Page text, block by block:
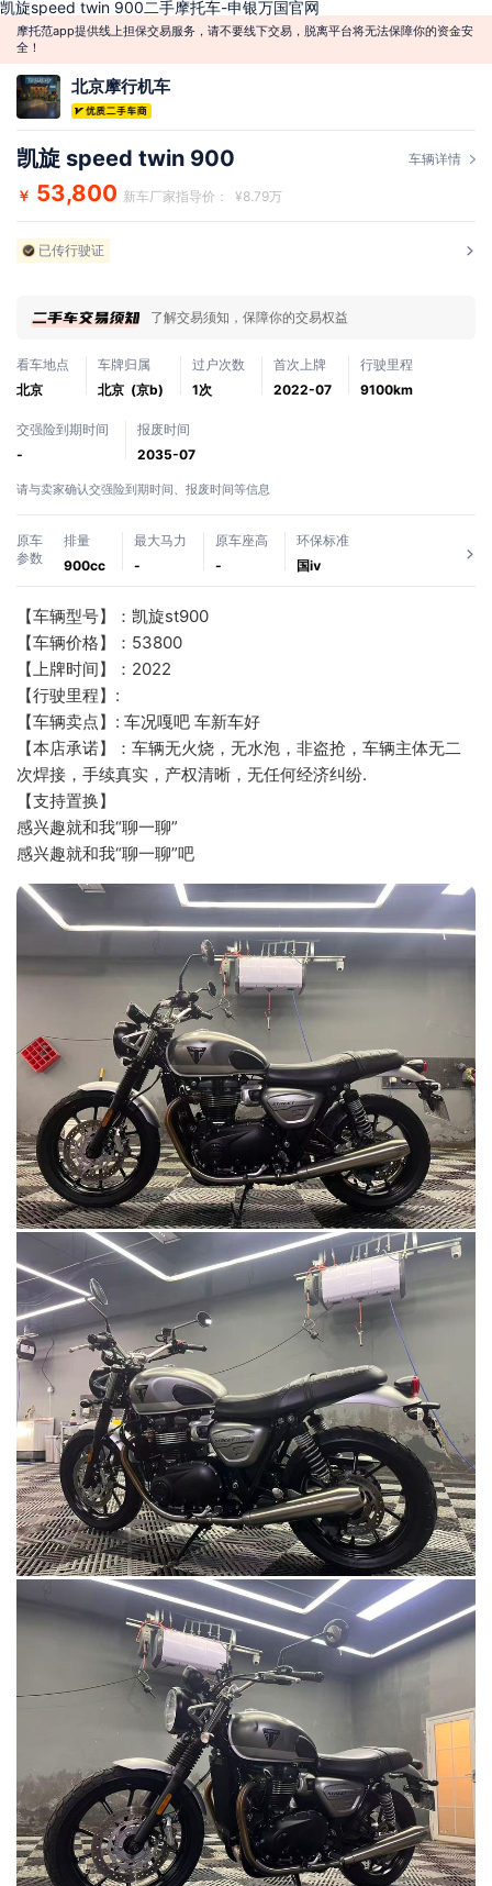
凯旋speed twin 900二手摩托车-申银万国官网
摩托范app提供线上担保交易服务，请不要线下交易，脱离平台将无法保障你的资金安
全！
北京摩行机车
凯旋 speed twin 900 车辆详情
￥ 53,800 新车厂家指导价： ¥8.79万
已传行驶证
了解交易须知，保障你的交易权益
看车地点
北京
车牌归属
北京 (京b)
过户次数
1次
首次上牌
2022-07
行驶里程
9100km
交强险到期时间
-
报废时间
2035-07
请与卖家确认交强险到期时间、报废时间等信息
原车
参数
排量
900cc
最大马力
-
原车座高
-
环保标准
国ⅳ
【车辆型号】：凯旋st900
【车辆价格】：53800
【上牌时间】：2022
【行驶里程】:
【车辆卖点】: 车况嘎吧 车新车好
【本店承诺】：车辆无火烧，无水泡，非盗抢，车辆主体无二
次焊接，手续真实，产权清晰，无任何经济纠纷.
【支持置换】
感兴趣就和我“聊一聊”
感兴趣就和我“聊一聊”吧